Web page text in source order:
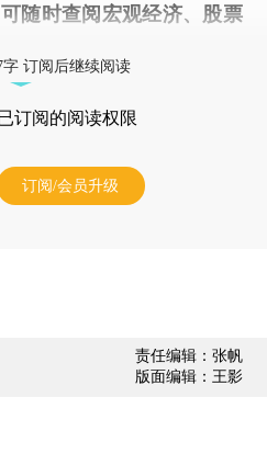
可随时查阅宏观经济、股票
字 订阅后继续阅读
订阅的阅读权限
订阅/会员升级
责任编辑：张帆
版面编辑：王影